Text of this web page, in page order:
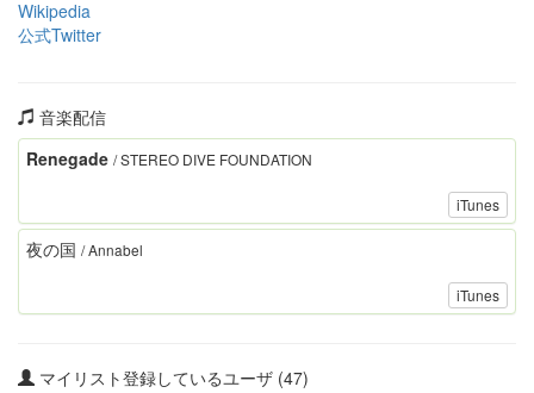
Wikipedia
公式Twitter
音楽配信
iTunes
Renegade / STEREO DIVE FOUNDATION
iTunes
夜の国 / Annabel
マイリスト登録しているユーザ (47)